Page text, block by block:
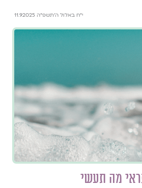
י״ח באלול ה׳תשפ״ה 11.9.2025
מה תעשי